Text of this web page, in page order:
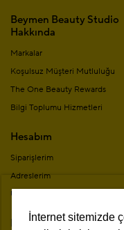
Beymen Beauty Studio
Hakkında
Markalar
Koşulsuz Müşteri Mutluluğu
The One Beauty Rewards
Bilgi Toplumu Hizmetleri
Hesabım
Siparişlerim
Adreslerim
Üyelik Bilgilerim
Mağazalar
İnternet sitemizde